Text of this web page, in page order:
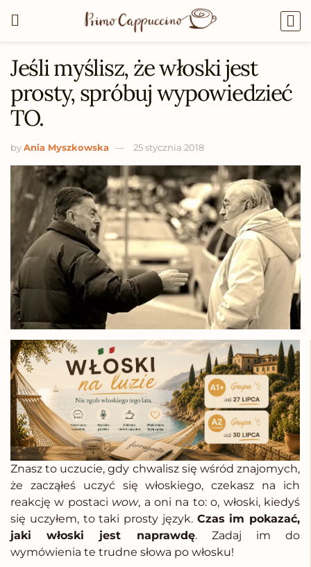
Jeśli myślisz, że włoski jest
prosty, spróbuj wypowiedzieć
TO.
byAnia Myszkowska 25 stycznia 2018
Znasz to uczucie, gdy chwalisz się wśród znajomych,
że zacząłeś uczyć się włoskiego, czekasz na ich
reakcję w postaci wow, a oni na to: o, włoski, kiedyś
się uczyłem, to taki prosty język. Czas im pokazać,
jaki włoski jest naprawdę. Zadaj im do
wymówienia te trudne słowa po włosku!